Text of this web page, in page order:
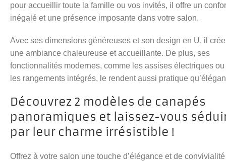
pour accueillir toute la famille ou vos invités, il offre un
inégalé et une présence imposante dans votre salon.
Avec ses dimensions généreuses et son design en U, il crée
une ambiance chaleureuse et accueillante. De plus, ses
fonctionnalités modernes, comme les assises électriques ou
les rangements intégrés, le rendent aussi pratique
Découvrez 2 modèles de canapés
panoramiques et laissez-vous
par leur charme irrésistible !
Offrez à votre salon une touche d’élégance et de convivialité